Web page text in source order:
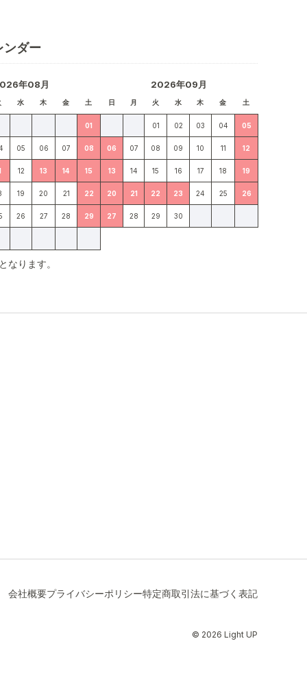
ンダー
年08月
水 木 金 土
01
05 06 07 08
12 13 14 15
19 20 21 22
26 27 28 29
2026年09月
日 月 火 水 木 金 土
01 02 03 04 05
06 07 08 09 10 11 12
13 14 15 16 17 18 19
20 21 22 23 24 25 26
27 28 29 30
なります。
会社概要プライバシーポリシー特定商取引法に基づく表記
© 2026 Light UP